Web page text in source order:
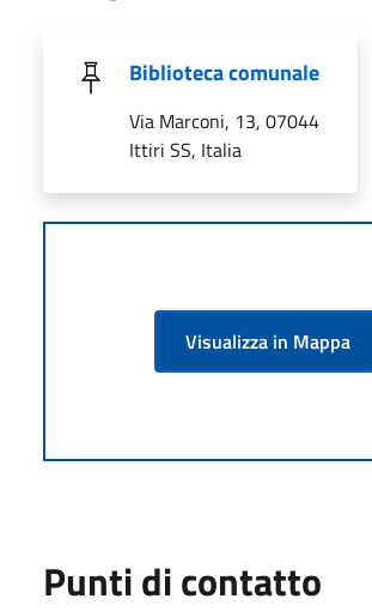
Biblioteca comunale
Via Marconi, 13, 07044
Ittiri SS, Italia
Visualizza in Mappa
Punti di contatto